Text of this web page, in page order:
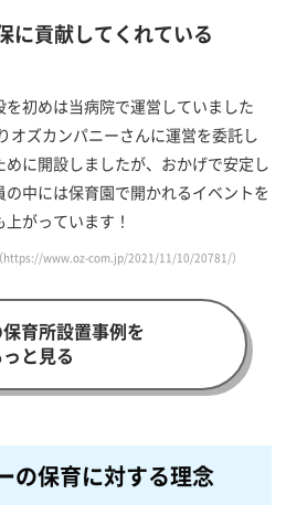
に貢献してくれている
初めは当病院で運営していました
オズカンパニーさんに運営を委託し
に開設しましたが、おかげで安定し
中には保育園で開かれるイベントを
がっています！
https://www.oz-com.jp/2021/11/10/20781/）
育所設置事例を
と見る
の保育に対する理念